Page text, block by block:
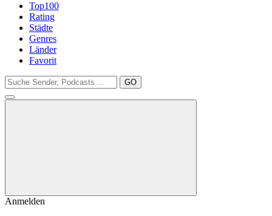
Top100
Rating
Städte
Genres
Länder
Favorit
GO
Anmelden